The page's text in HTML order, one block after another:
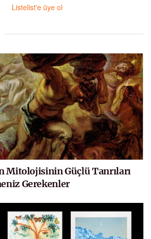
Listelist'e üye ol
Mitolojisinin Güçlü Tanrıları
Gerekenler